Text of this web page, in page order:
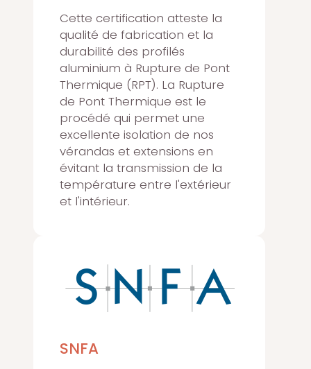
Cette certification atteste la
qualité de fabrication et la
durabilité des profilés
aluminium à Rupture de Pont
Thermique (RPT). La Rupture
de Pont Thermique est le
procédé qui permet une
excellente isolation de nos
vérandas et extensions en
évitant la transmission de la
température entre l'extérieur
et l'intérieur.
SNFA